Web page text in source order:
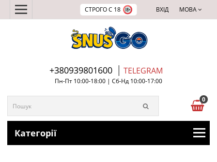
СТРОГО С 18 МОВА
ВХІД
+380939801600 TELEGRAM
Пн-Пт 10:00-18:00 | Сб-Нд 10:00-17:00
0
Категорії